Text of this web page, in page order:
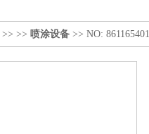
>> >> 喷涂设备 >> NO: